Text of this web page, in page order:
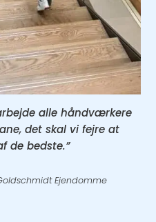
alle håndværkere
det skal vi fejre at
de bedste.”
Ejendomme